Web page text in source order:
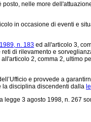
posto, nelle more
in occasione di eventi e
n. 183 ed all'articolo 3,
di rilevamento e
2, comma 2, ultimo
e provvede a
la disciplina discendenti dalla
3 agosto 1998, n. 267